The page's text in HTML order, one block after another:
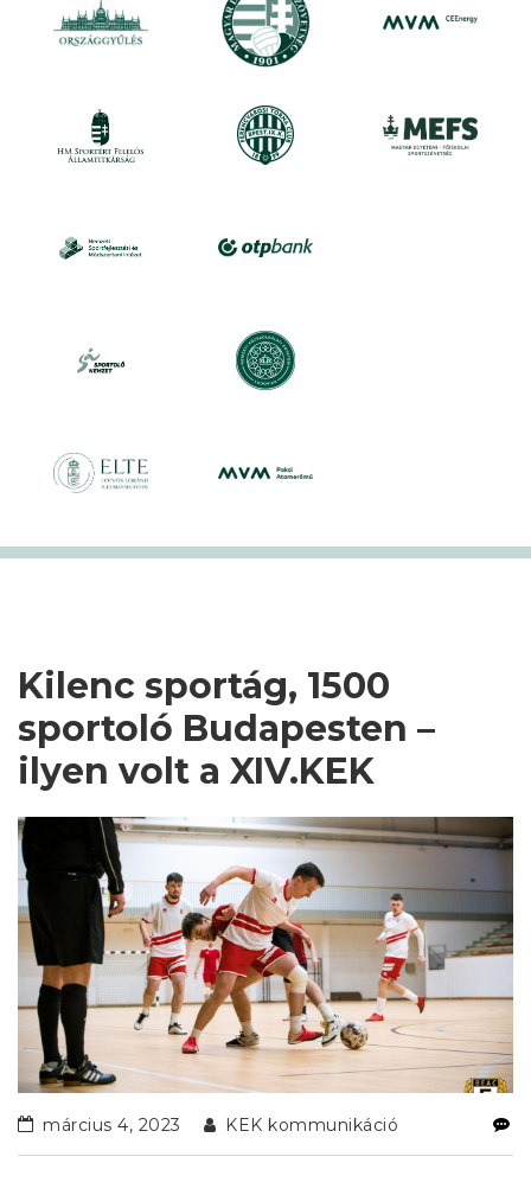
Kilenc sportág, 1500
sportoló Budapesten –
ilyen volt a XIV.KEK
március 4, 2023 KEK kommunikáció